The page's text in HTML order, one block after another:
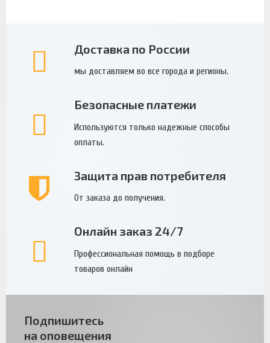
Доставка по России
мы доставляем во все города и регионы.
Безопасные платежи
Используются только надежные способы
оплаты.
Защита прав потребителя
От заказа до получения.
Онлайн заказ 24/7
Профессиональная помощь в подборе
товаров онлайн
Подпишитесь
на оповещения